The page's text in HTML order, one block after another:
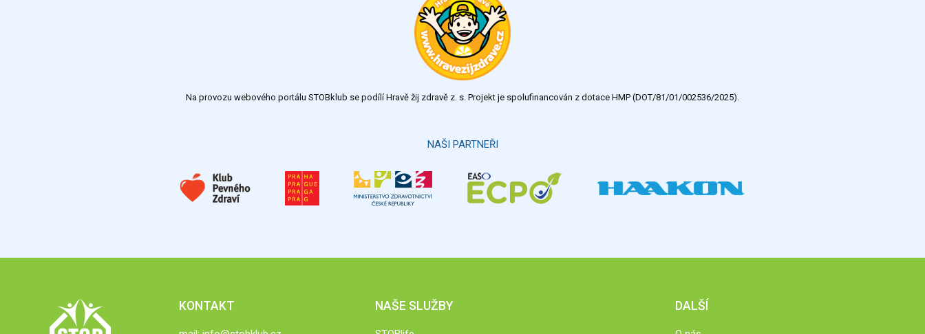
Na provozu webového portálu STOBklub se podílí Hravě žij zdravě z. s. Projekt je spolufinancován z dotace HMP (DOT/81/01/002536/2025).
NAŠI PARTNEŘI
KONTAKT NAŠE SLUŽBY DALŠÍ